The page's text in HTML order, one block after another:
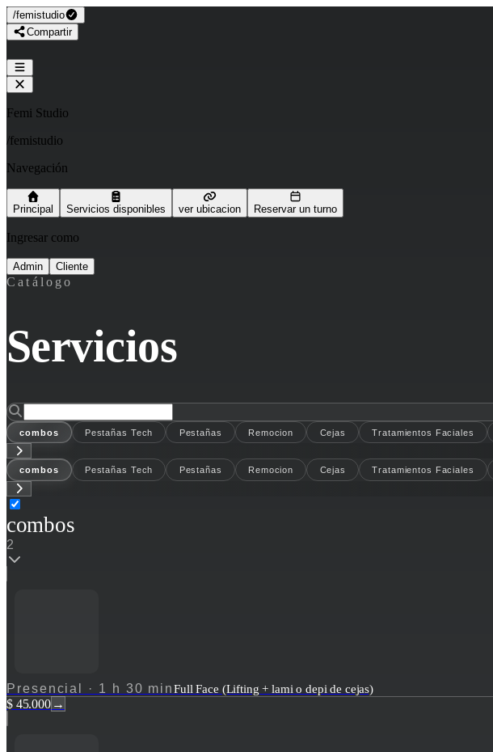
/femistudio
Compartir
Femi Studio
/femistudio
Navegación
Principal Servicios disponibles ver ubicacion Reservar un turno
Ingresar como
Admin Cliente
Catálogo
Servicios
combos Pestañas Tech Pestañas Remocion Cejas Tratamientos Faciales
combos Pestañas Tech Pestañas Remocion Cejas Tratamientos Faciales
combos
2
Presencial · 1 h 30 minFull Face (Lifting + lami o depi de cejas)
$ 45.000 →